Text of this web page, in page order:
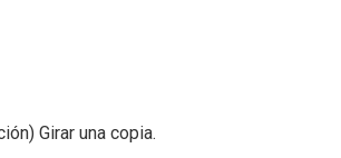
Girar una copia.